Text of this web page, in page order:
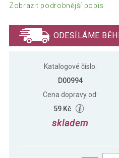
Zobrazit podrobnější popis
ODESÍLÁME
Katalogové číslo:
D00994
Cena dopravy od:
59 Kč
skladem